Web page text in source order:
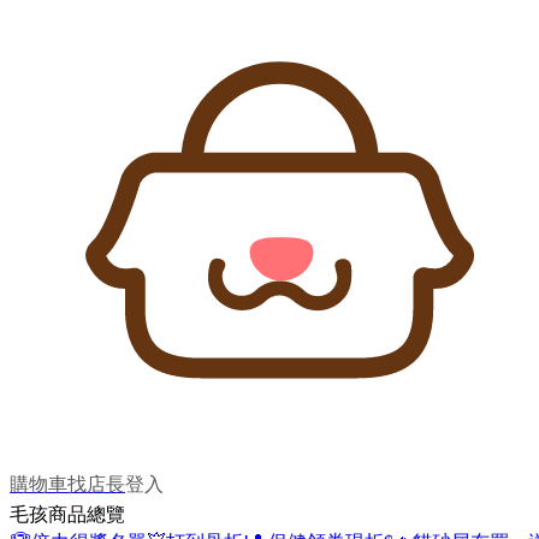
購物車找店長登入
毛孩商品總覽